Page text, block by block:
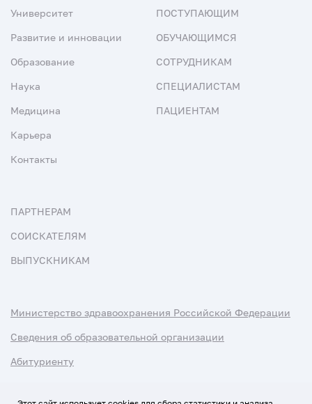
Университет
Развитие и инновации
Образование
Наука
Медицина
Карьера
Контакты
ПОСТУПАЮЩИМ
ОБУЧАЮЩИМСЯ
СОТРУДНИКАМ
СПЕЦИАЛИСТАМ
ПАЦИЕНТАМ
ПАРТНЕРАМ
СОИСКАТЕЛЯМ
ВЫПУСКНИКАМ
Министерство здравоохранения Российской Федерации
Сведения об образовательной организации
Абитуриенту